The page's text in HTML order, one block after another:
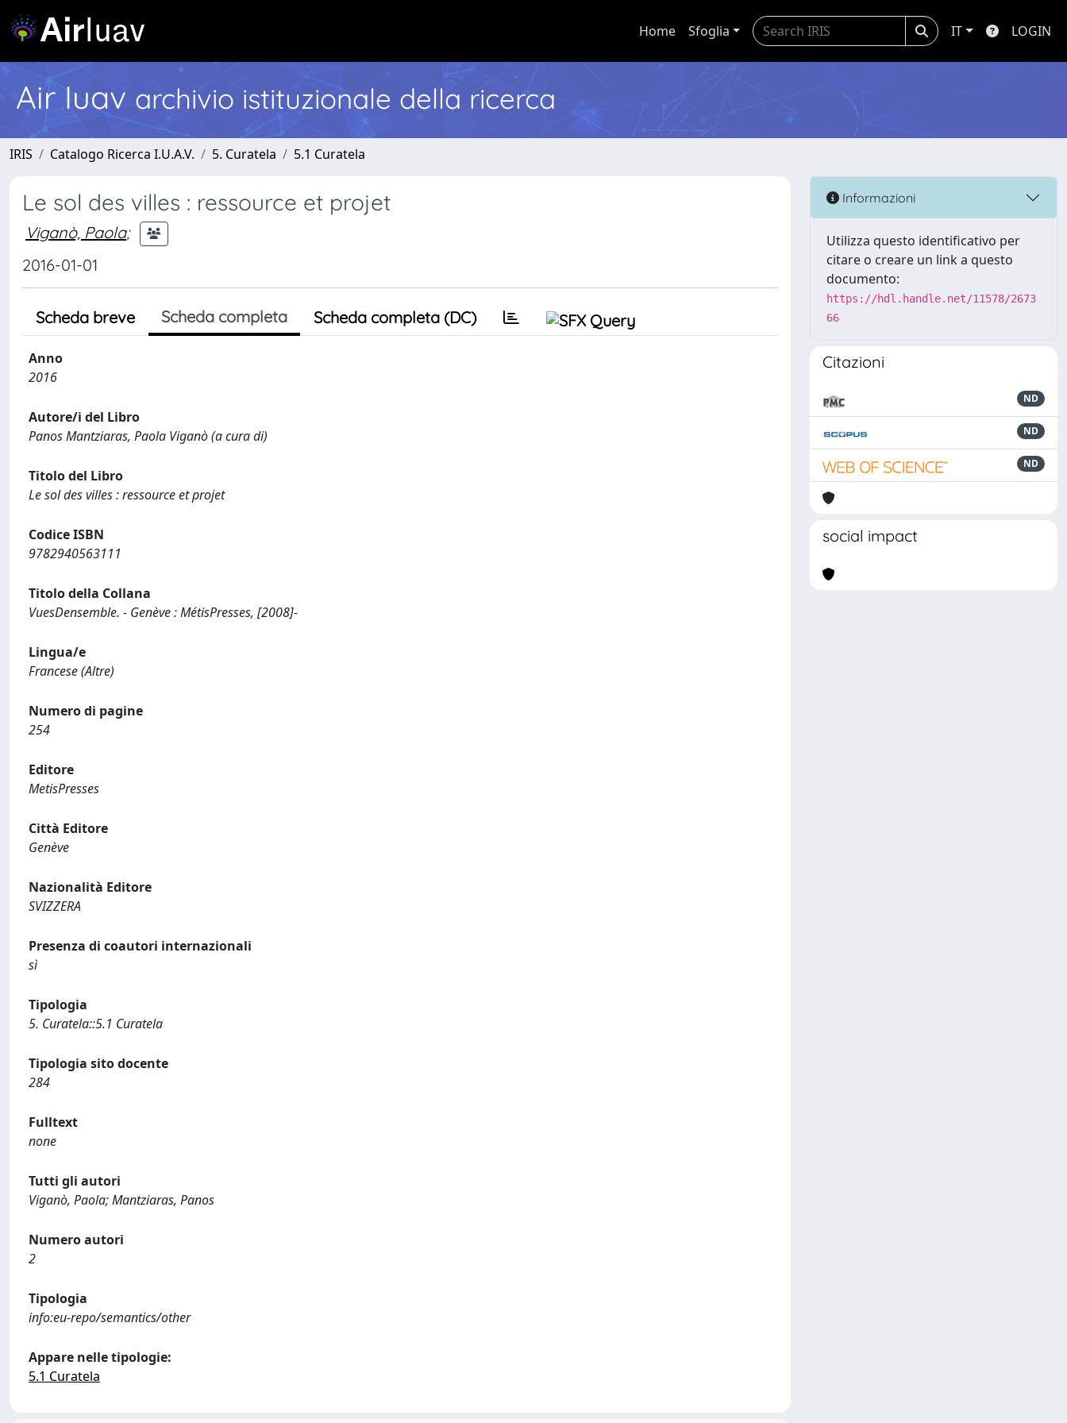
Home Sfoglia IT LOGIN
Air Iuav archivio istituzionale della ricerca
IRIS Catalogo Ricerca I.U.A.V. 5. Curatela 5.1 Curatela
Le sol des villes : ressource et projet
Viganò, Paola;
2016-01-01
Scheda breve Scheda completa Scheda completa (DC)
Anno
2016
Autore/i del Libro
Panos Mantziaras, Paola Viganò (a cura di)
Titolo del Libro
Le sol des villes : ressource et projet
Codice ISBN
9782940563111
Titolo della Collana
VuesDensemble. - Genève : MétisPresses, [2008]-
Lingua/e
Francese (Altre)
Numero di pagine
254
Editore
MetisPresses
Città Editore
Genève
Nazionalità Editore
SVIZZERA
Presenza di coautori internazionali
sì
Tipologia
5. Curatela::5.1 Curatela
Tipologia sito docente
284
Fulltext
none
Tutti gli autori
Viganò, Paola; Mantziaras, Panos
Numero autori
2
Tipologia
info:eu-repo/semantics/other
Appare nelle tipologie:
5.1 Curatela
Informazioni
Utilizza questo identificativo per
citare o creare un link a questo
documento:
https://hdl.handle.net/11578/2673
66
Citazioni
ND
ND
ND
social impact